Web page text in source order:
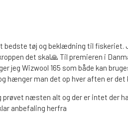
HÅNDLAVEDE
tøj og beklædning til fiskeriet.
det skal🙏 Til premieren i
jeg Wizwool 165 som både kan
man det op hver aften er det
næsten alt og der er intet der
anbefaling herfra